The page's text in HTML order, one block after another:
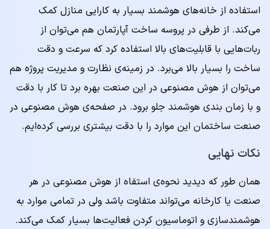
استفاده از خانه‌های هوشمند بسیار به کارایی منازل کمک
می‌کند. از طرفی در پروسه ساخت آپارتمان هم می‌توان از
ربات‌هایی با قابلیت‌های بالا استفاده کرد که سرعت و دقت
ساخت را بسیار بالا می‌برد. در زمینه‌ی نظارت و مدیریت پروژه هم
می‌توان از هوش مصنوعی در این صنعت بهره برد تا کار با دقت
و با زمان بندی هوشمند جلو برود. در صفحه‌ی هوش مصنوعی در
صنعت ساختمان این موارد را با دقت بیشتری بررسی کرده‌ایم.
نکات نهایی
همان طور که دیدید نحوه‌ی استفاه از هوش مصنوعی در هر
صنعت یا کارخانه می‌تواند متفاوت باشد ولی در تمامی موارد به
هوشمندسازی و اتوماسیون کردن فعالیت‌ها بسیار کمک می‌کند.